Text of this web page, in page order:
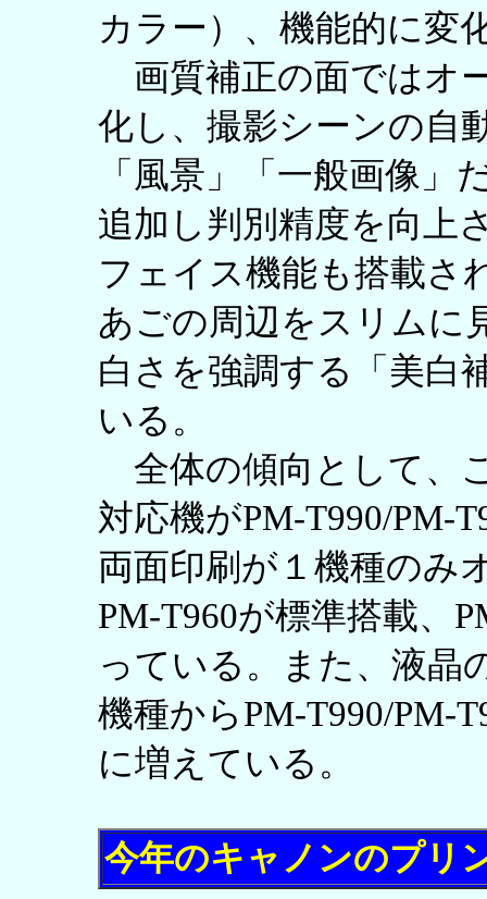
カラー）、機能的に変
画質補正の面ではオ
化し、撮影シーンの自
「風景」「一般画像
追加し判別精度を向上
フェイス機能も搭載さ
あごの周辺をスリムに
白さを強調する「美白
いる。
全体の傾向として、
対応機がPM-T990/PM-
両面印刷が１機種のみ
PM-T960が標準搭載、
っている。また、液晶
機種からPM-T990/PM-
に増えている。
今年のキャノンのプリ